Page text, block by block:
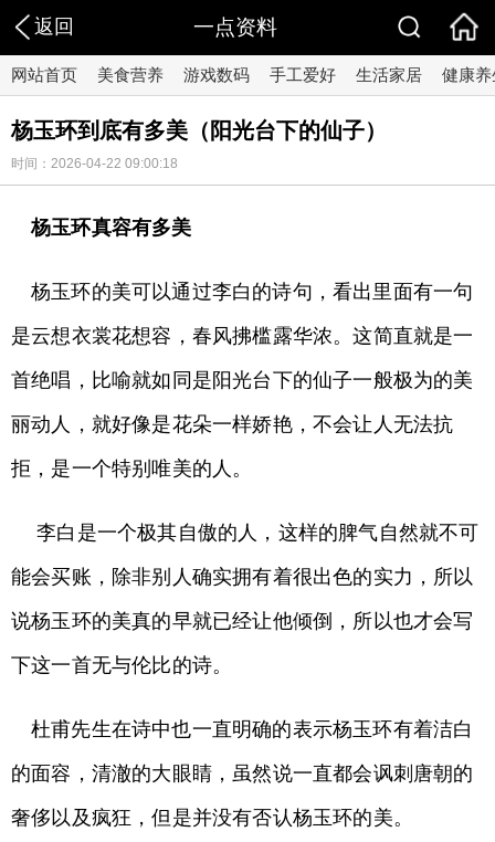
返回 一点资料
网站首页 美食营养 游戏数码 手工爱好 生活家居 健康养
杨玉环到底有多美（阳光台下的仙子）
时间：2026-04-22 09:00:18
杨玉环真容有多美
杨玉环的美可以通过李白的诗句，看出里面有一句
是云想衣裳花想容，春风拂槛露华浓。这简直就是一
首绝唱，比喻就如同是阳光台下的仙子一般极为的美
丽动人，就好像是花朵一样娇艳，不会让人无法抗
拒，是一个特别唯美的人。
李白是一个极其自傲的人，这样的脾气自然就不可
能会买账，除非别人确实拥有着很出色的实力，所以
说杨玉环的美真的早就已经让他倾倒，所以也才会写
下这一首无与伦比的诗。
杜甫先生在诗中也一直明确的表示杨玉环有着洁白
的面容，清澈的大眼睛，虽然说一直都会讽刺唐朝的
奢侈以及疯狂，但是并没有否认杨玉环的美。